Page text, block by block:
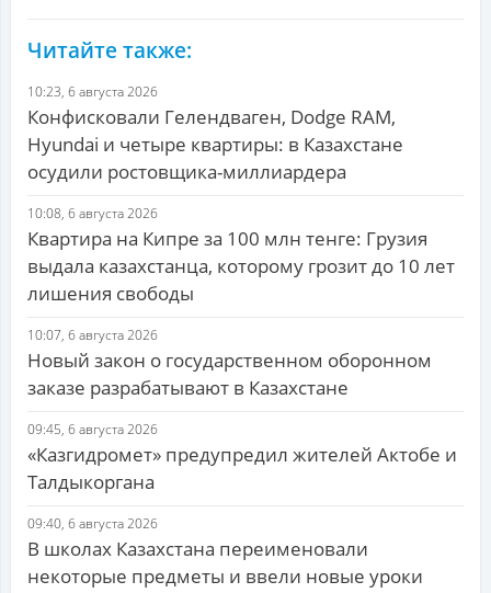
Читайте также:
10:23, 6 августа 2026
Конфисковали Гелендваген, Dodge RAM,
Hyundai и четыре квартиры: в Казахстане
осудили ростовщика-миллиардера
10:08, 6 августа 2026
Квартира на Кипре за 100 млн тенге: Грузия
выдала казахстанца, которому грозит до 10 лет
лишения свободы
10:07, 6 августа 2026
Новый закон о государственном оборонном
заказе разрабатывают в Казахстане
09:45, 6 августа 2026
«Казгидромет» предупредил жителей Актобе и
Талдыкоргана
09:40, 6 августа 2026
В школах Казахстана переименовали
некоторые предметы и ввели новые уроки